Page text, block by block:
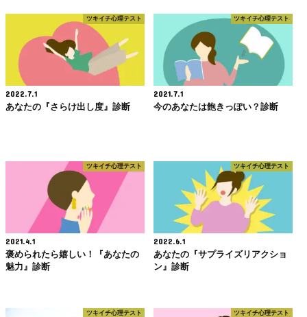
ツキイチ心理テスト
2022.7.1
あなたの『さらけ出し度』診断
ツキイチ心理テスト
2021.7.1
今のあなたは飽きっぽい？診断
ツキイチ心理テスト
2021.4.1
褒められたら嬉しい！『あなたの
魅力』診断
ツキイチ心理テスト
2022.6.1
あなたの『サプライズリアクショ
ン』診断
ツキイチ心理テスト ツキイチ心理テスト